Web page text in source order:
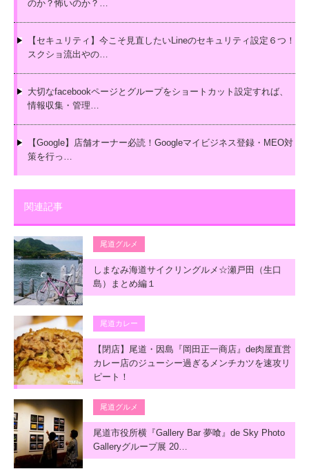
のか？怖いのか？…
【セキュリティ】今こそ見直したいLineのセキュリティ設定６つ！
スクショ流出やの…
大切なfacebookページとグループをショートカット設定すれば、
情報収集・管理…
【Google】店舗オーナー必読！Googleマイビジネス登録・MEO対
策を行っ…
関連記事
尾道グルメ
しまなみ海道サイクリングルメ☆瀬戸田（生口
島）まとめ編１
尾道カレー
【閉店】尾道・因島『岡田正一商店』de肉屋直営
カレー店のジューシー過ぎるメンチカツを速攻リ
ピート！
尾道グルメ
尾道市役所横『Gallery Bar 夢喰』de Sky Photo
Galleryグループ展 20…